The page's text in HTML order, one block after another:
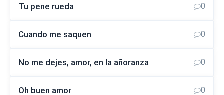
Tu pene rueda 0
Cuando me saquen 0
No me dejes, amor, en la añoranza 0
Oh buen amor 0